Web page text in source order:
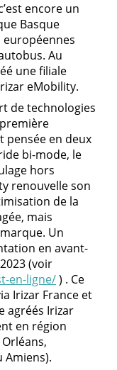
encore un
Basque
européennes
Au
une filiale
eMobility.
de technologies
pensée en deux
bi-mode, le
hors
renouvelle son
de la
mais
Un
en avant-
(voir
en-ligne/) . Ce
Irizar France et
agréés Irizar
en région
Amiens).